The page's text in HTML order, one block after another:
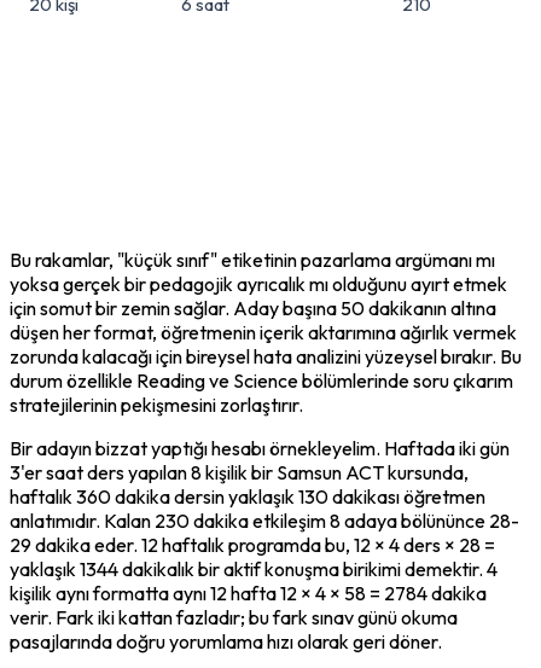
Bu rakamlar, "küçük sınıf" etiketinin pazarlama argümanı mı
yoksa gerçek bir pedagojik ayrıcalık mı olduğunu ayırt etmek
için somut bir zemin sağlar. Aday başına 50 dakikanın altına
düşen her format, öğretmenin içerik aktarımına ağırlık vermek
zorunda kalacağı için bireysel hata analizini yüzeysel bırakır. Bu
durum özellikle Reading ve Science bölümlerinde soru çıkarım
stratejilerinin pekişmesini zorlaştırır.
Bir adayın bizzat yaptığı hesabı örnekleyelim. Haftada iki gün
3'er saat ders yapılan 8 kişilik bir Samsun ACT kursunda,
haftalık 360 dakika dersin yaklaşık 130 dakikası öğretmen
anlatımıdır. Kalan 230 dakika etkileşim 8 adaya bölününce 28-
29 dakika eder. 12 haftalık programda bu, 12 × 4 ders × 28 =
yaklaşık 1344 dakikalık bir aktif konuşma birikimi demektir. 4
kişilik aynı formatta aynı 12 hafta 12 × 4 × 58 = 2784 dakika
verir. Fark iki kattan fazladır; bu fark sınav günü okuma
pasajlarında doğru yorumlama hızı olarak geri döner.